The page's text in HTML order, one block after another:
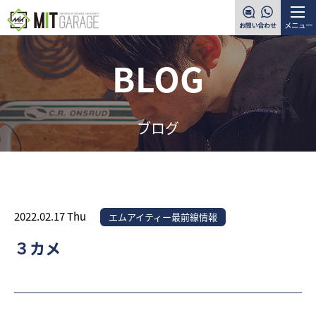
メニュー
BLOG
ブログ
2022.02.17 Thu エムアイティー最前線情報
３カメ